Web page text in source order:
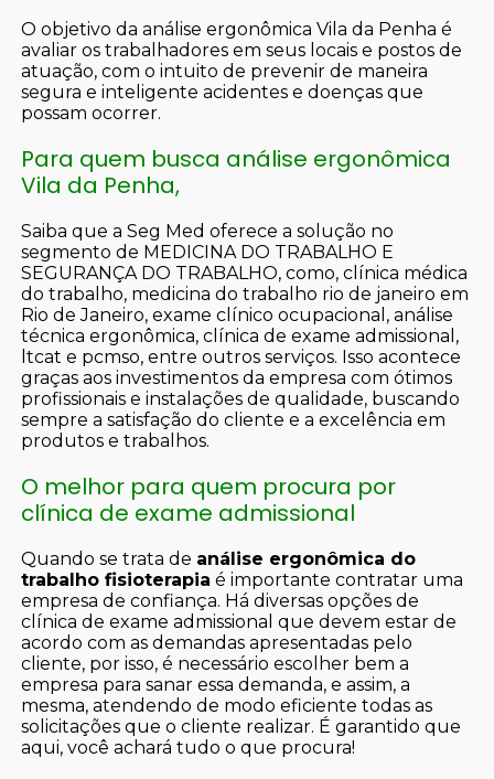
O objetivo da análise ergonômica Vila da Penha é
avaliar os trabalhadores em seus locais e postos de
atuação, com o intuito de prevenir de maneira
segura e inteligente acidentes e doenças que
possam ocorrer.
Para quem busca análise ergonômica
Vila da Penha,
Saiba que a Seg Med oferece a solução no
segmento de MEDICINA DO TRABALHO E
SEGURANÇA DO TRABALHO, como, clínica médica
do trabalho, medicina do trabalho rio de janeiro em
Rio de Janeiro, exame clínico ocupacional, análise
técnica ergonômica, clínica de exame admissional,
ltcat e pcmso, entre outros serviços. Isso acontece
graças aos investimentos da empresa com ótimos
profissionais e instalações de qualidade, buscando
sempre a satisfação do cliente e a excelência em
produtos e trabalhos.
O melhor para quem procura por
clínica de exame admissional
Quando se trata de análise ergonômica do
trabalho fisioterapia é importante contratar uma
empresa de confiança. Há diversas opções de
clínica de exame admissional que devem estar de
acordo com as demandas apresentadas pelo
cliente, por isso, é necessário escolher bem a
empresa para sanar essa demanda, e assim, a
mesma, atendendo de modo eficiente todas as
solicitações que o cliente realizar. É garantido que
aqui, você achará tudo o que procura!